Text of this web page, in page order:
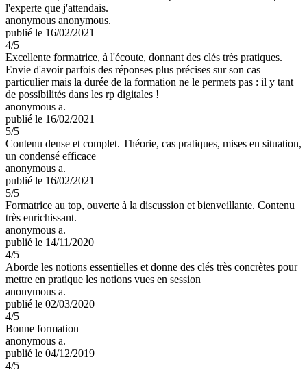
l'experte que j'attendais.
anonymous anonymous.
publié le 16/02/2021
4/5
Excellente formatrice, à l'écoute, donnant des clés très pratiques.
Envie d'avoir parfois des réponses plus précises sur son cas
particulier mais la durée de la formation ne le permets pas : il y tant
de possibilités dans les rp digitales !
anonymous a.
publié le 16/02/2021
5/5
Contenu dense et complet. Théorie, cas pratiques, mises en situation,
un condensé efficace
anonymous a.
publié le 16/02/2021
5/5
Formatrice au top, ouverte à la discussion et bienveillante. Contenu
très enrichissant.
anonymous a.
publié le 14/11/2020
4/5
Aborde les notions essentielles et donne des clés très concrètes pour
mettre en pratique les notions vues en session
anonymous a.
publié le 02/03/2020
4/5
Bonne formation
anonymous a.
publié le 04/12/2019
4/5